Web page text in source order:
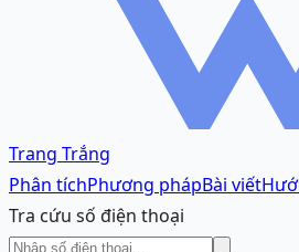
Trang Trắng
Phân tíchPhương phápBài viết
Tra cứu số điện thoại